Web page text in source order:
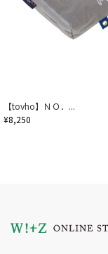
【tovho】ＮＯ．...
¥8,250